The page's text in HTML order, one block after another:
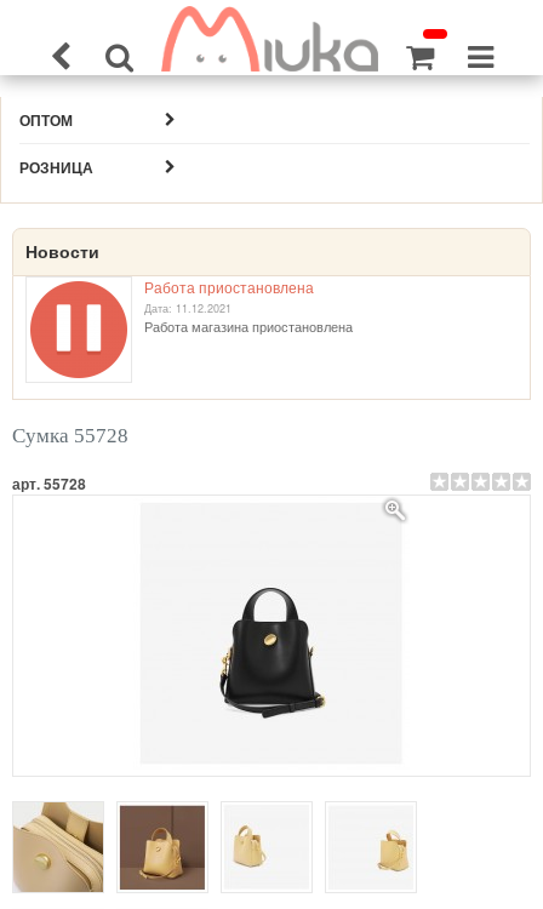
ОПТОМ
РОЗНИЦА
Новости
Работа приостановлена
Дата: 11.12.2021
Работа магазина приостановлена
Сумка 55728
арт. 55728